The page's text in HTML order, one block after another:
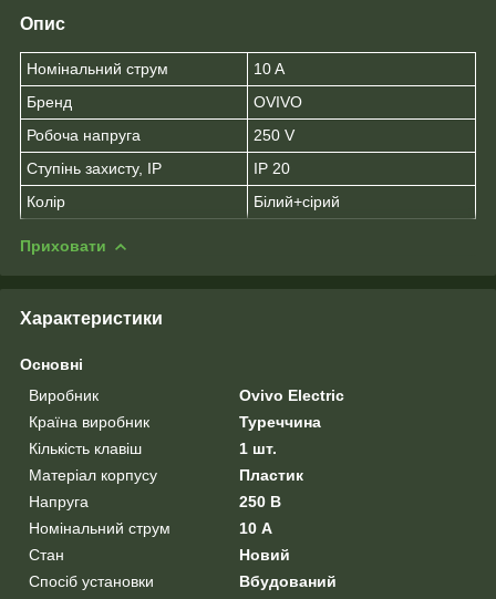
Опис
Номінальний струм
10 A
Бренд
OVIVO
Робоча напруга
250 V
Ступінь захисту, IP
IP 20
Колір
Білий+сірий
Приховати
Характеристики
Основні
Виробник
Ovivo Electric
Країна виробник
Туреччина
Кількість клавіш
1 шт.
Матеріал корпусу
Пластик
Напруга
250 В
Номінальний струм
10 А
Стан
Новий
Спосіб установки
Вбудований